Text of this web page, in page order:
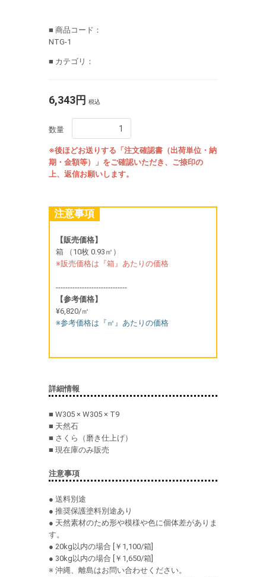
■ 商品コード：
NTG-1
■ カテゴリ：
6,343円 税込
数量
※後ほどお送りする「注文確認書（出荷単位・納
期・金額等）」をご確認いただき、ご捺印の
上、返信お願いします。
注意事項
【販売価格】
箱 （10枚 0.93㎡）
※販売価格は『箱』あたりの価格
------------------------------
【参考価格】
¥6,820/㎡
※参考価格は『㎡』あたりの価格
詳細情報
■ W305 × W305 × T9
■ 天然石
■ さくら（磨き仕上げ）
■ 現在庫のみ販売
注意事項
● 送料別途
● 推奨保護塗料別途あり
● 天然素材のため形や模様や色に個体差がありま
す。
● 20kg以内の場合 [￥1,100/箱]
● 30kg以内の場合 [￥1,650/箱]
※ 沖縄、離島はお問い合わせください。